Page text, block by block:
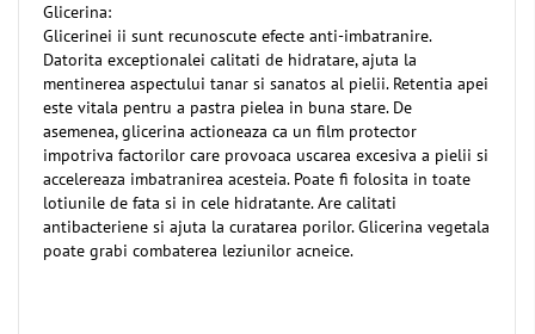
Glicerina:
Glicerinei ii sunt recunoscute efecte anti-imbatranire.
Datorita exceptionalei calitati de hidratare, ajuta la
mentinerea aspectului tanar si sanatos al pielii. Retentia apei
este vitala pentru a pastra pielea in buna stare. De
asemenea, glicerina actioneaza ca un film protector
impotriva factorilor care provoaca uscarea excesiva a pielii si
accelereaza imbatranirea acesteia. Poate fi folosita in toate
lotiunile de fata si in cele hidratante. Are calitati
antibacteriene si ajuta la curatarea porilor. Glicerina vegetala
poate grabi combaterea leziunilor acneice.